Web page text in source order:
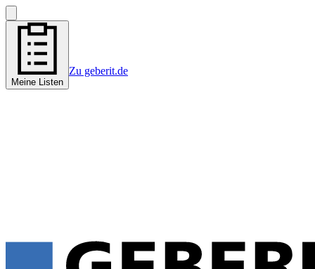
Meine Listen
Zu geberit.de